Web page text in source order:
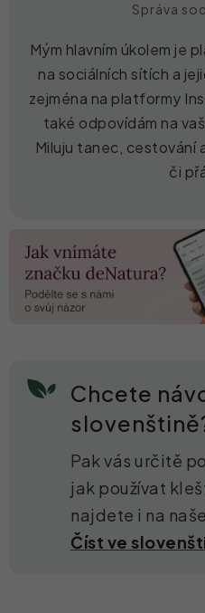
Správa
Mým hlavním úkolem je
na sociálních sítích a
zejména na platformy
také odpovídám na
Miluju tanec, cestování
či
Chcete
Pak vás určitě
jak používat
najdete i na
Číst ve